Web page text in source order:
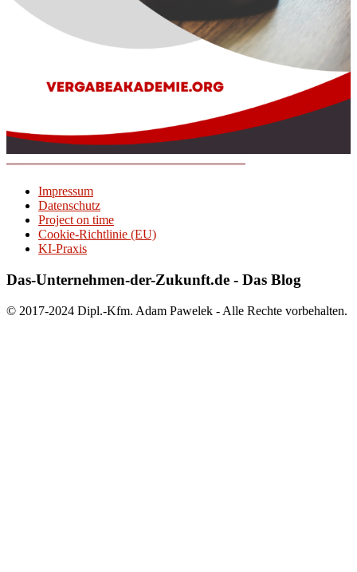
Impressum
Datenschutz
Project on time
Cookie-Richtlinie (EU)
KI-Praxis
Das-Unternehmen-der-Zukunft.de - Das Blog
© 2017-2024 Dipl.-Kfm. Adam Pawelek - Alle Rechte vorbehalten.